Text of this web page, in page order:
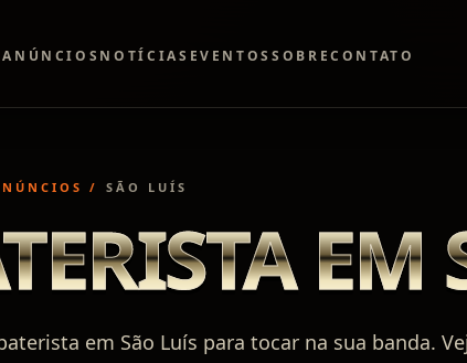
ANÚNCIOS NOTÍCIAS EVENTOSSOBRECONTATO
/ SÃO LUÍS
EM
em São Luís para tocar na sua banda.